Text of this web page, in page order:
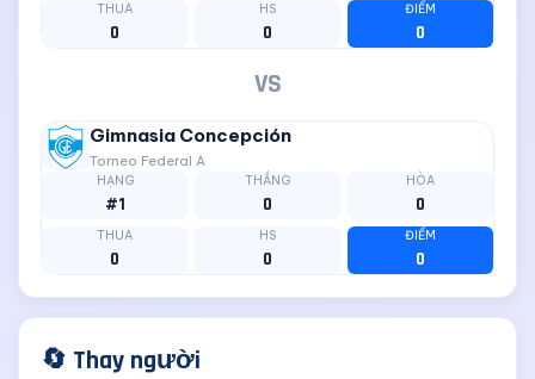
THUA
0
HS
0
ĐIỂM
0
VS
Gimnasia Concepción
Torneo Federal A
HẠNG
#1
THẮNG
0
HÒA
0
THUA
0
HS
0
ĐIỂM
0
🔄 Thay người